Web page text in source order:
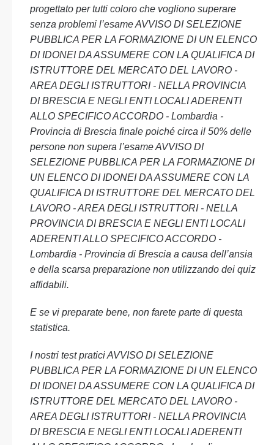
progettato per tutti coloro che vogliono superare
senza problemi l’esame AVVISO DI SELEZIONE
PUBBLICA PER LA FORMAZIONE DI UN ELENCO
DI IDONEI DA ASSUMERE CON LA QUALIFICA DI
ISTRUTTORE DEL MERCATO DEL LAVORO -
AREA DEGLI ISTRUTTORI - NELLA PROVINCIA
DI BRESCIA E NEGLI ENTI LOCALI ADERENTI
ALLO SPECIFICO ACCORDO - Lombardia -
Provincia di Brescia finale poiché circa il 50% delle
persone non supera l’esame AVVISO DI
SELEZIONE PUBBLICA PER LA FORMAZIONE DI
UN ELENCO DI IDONEI DA ASSUMERE CON LA
QUALIFICA DI ISTRUTTORE DEL MERCATO DEL
LAVORO - AREA DEGLI ISTRUTTORI - NELLA
PROVINCIA DI BRESCIA E NEGLI ENTI LOCALI
ADERENTI ALLO SPECIFICO ACCORDO -
Lombardia - Provincia di Brescia a causa dell’ansia
e della scarsa preparazione non utilizzando dei quiz
affidabili.
E se vi preparate bene, non farete parte di questa
statistica.
I nostri test pratici AVVISO DI SELEZIONE
PUBBLICA PER LA FORMAZIONE DI UN ELENCO
DI IDONEI DA ASSUMERE CON LA QUALIFICA DI
ISTRUTTORE DEL MERCATO DEL LAVORO -
AREA DEGLI ISTRUTTORI - NELLA PROVINCIA
DI BRESCIA E NEGLI ENTI LOCALI ADERENTI